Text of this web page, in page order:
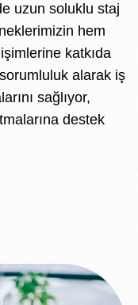
uzun soluklu staj
hem
katkıda
alarak iş
sağlıyor,
destek